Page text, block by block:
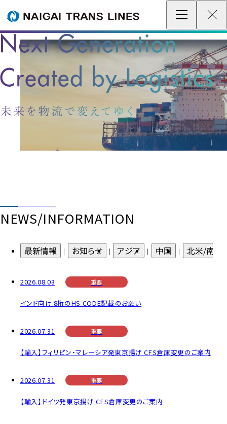
採用情報
よくあるご質問
企業情報 / グローバルネットワーク
事業案内
各種情報
最新情報
お問い合わせ / お見積り
NEWS/INFORMATION
最新情報 お知らせ アジア 中国 北米/南米
2026.08.03 重要
インド向け 8桁のHS CODE記載のお願い
2026.07.31 重要
【輸入】フィリピン・マレーシア発東京揚げ CFS倉庫変更のご案内
2026.07.31 重要
【輸入】ドイツ発東京揚げ CFS倉庫変更のご案内